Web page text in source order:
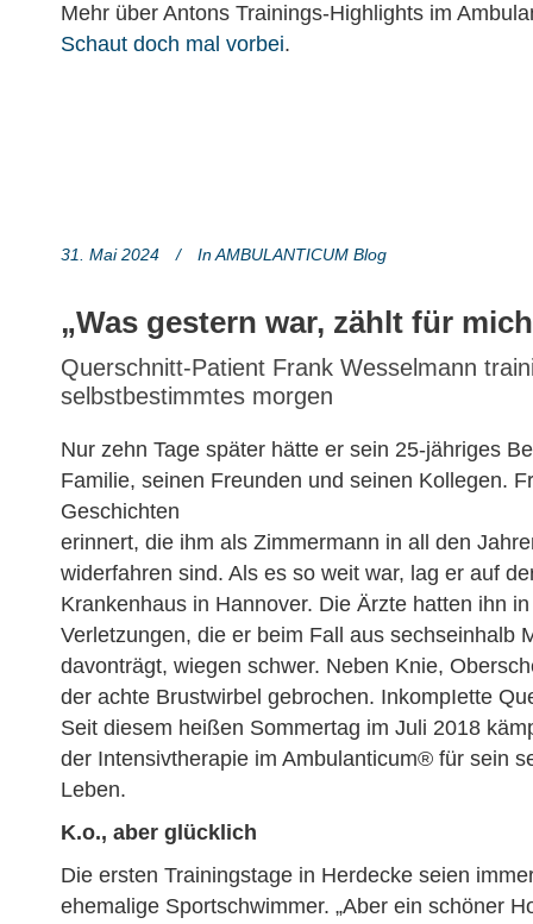
Mehr über Antons Trainings-Highlights im
Schaut doch mal vorbei.
31. Mai 2024 InAMBULANTICUM Blog
„Was gestern war, zählt für
Querschnitt-Patient Frank Wesselmann
selbstbestimmtes morgen
Nur zehn Tage später hätte er sein 25-jähriges
Familie, seinen Freunden und seinen Kollegen.
Geschichten
erinnert, die ihm als Zimmermann in all den
widerfahren sind. Als es so weit war, lag er auf
Krankenhaus in Hannover. Die Ärzte hatten ihn
Verletzungen, die er beim Fall aus sechseinhalb
davonträgt, wiegen schwer. Neben Knie,
der achte Brustwirbel gebrochen. InkompIette
Seit diesem heißen Sommertag im Juli 2018
der Intensivtherapie im Ambulanticum® für sein
Leben.
K.o., aber glücklich
Die ersten Trainingstage in Herdecke seien
ehemalige Sportschwimmer. „Aber ein schöner